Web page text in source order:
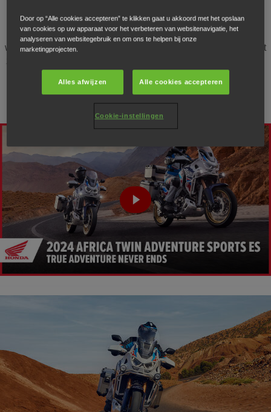
capaciteit van de 24,8 liter benzinetank volledig te kunnen
benutten, zorgen de nieuwe kuip en scherm voor
windbescherming tijdens die lange, aangename dagen in het
werd.
Door op “Alle cookies accepteren” te klikken gaat u akkoord met het opslaan
van cookies op uw apparaat voor het verbeteren van websitenavigatie, het
analyseren van websitegebruik en om ons te helpen bij onze
marketingprojecten.
Alles afwijzen Alle cookies accepteren
Cookie-instellingen